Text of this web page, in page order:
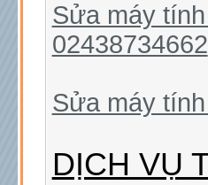
Sửa máy
02438734662
Sửa máy
DỊCH VỤ